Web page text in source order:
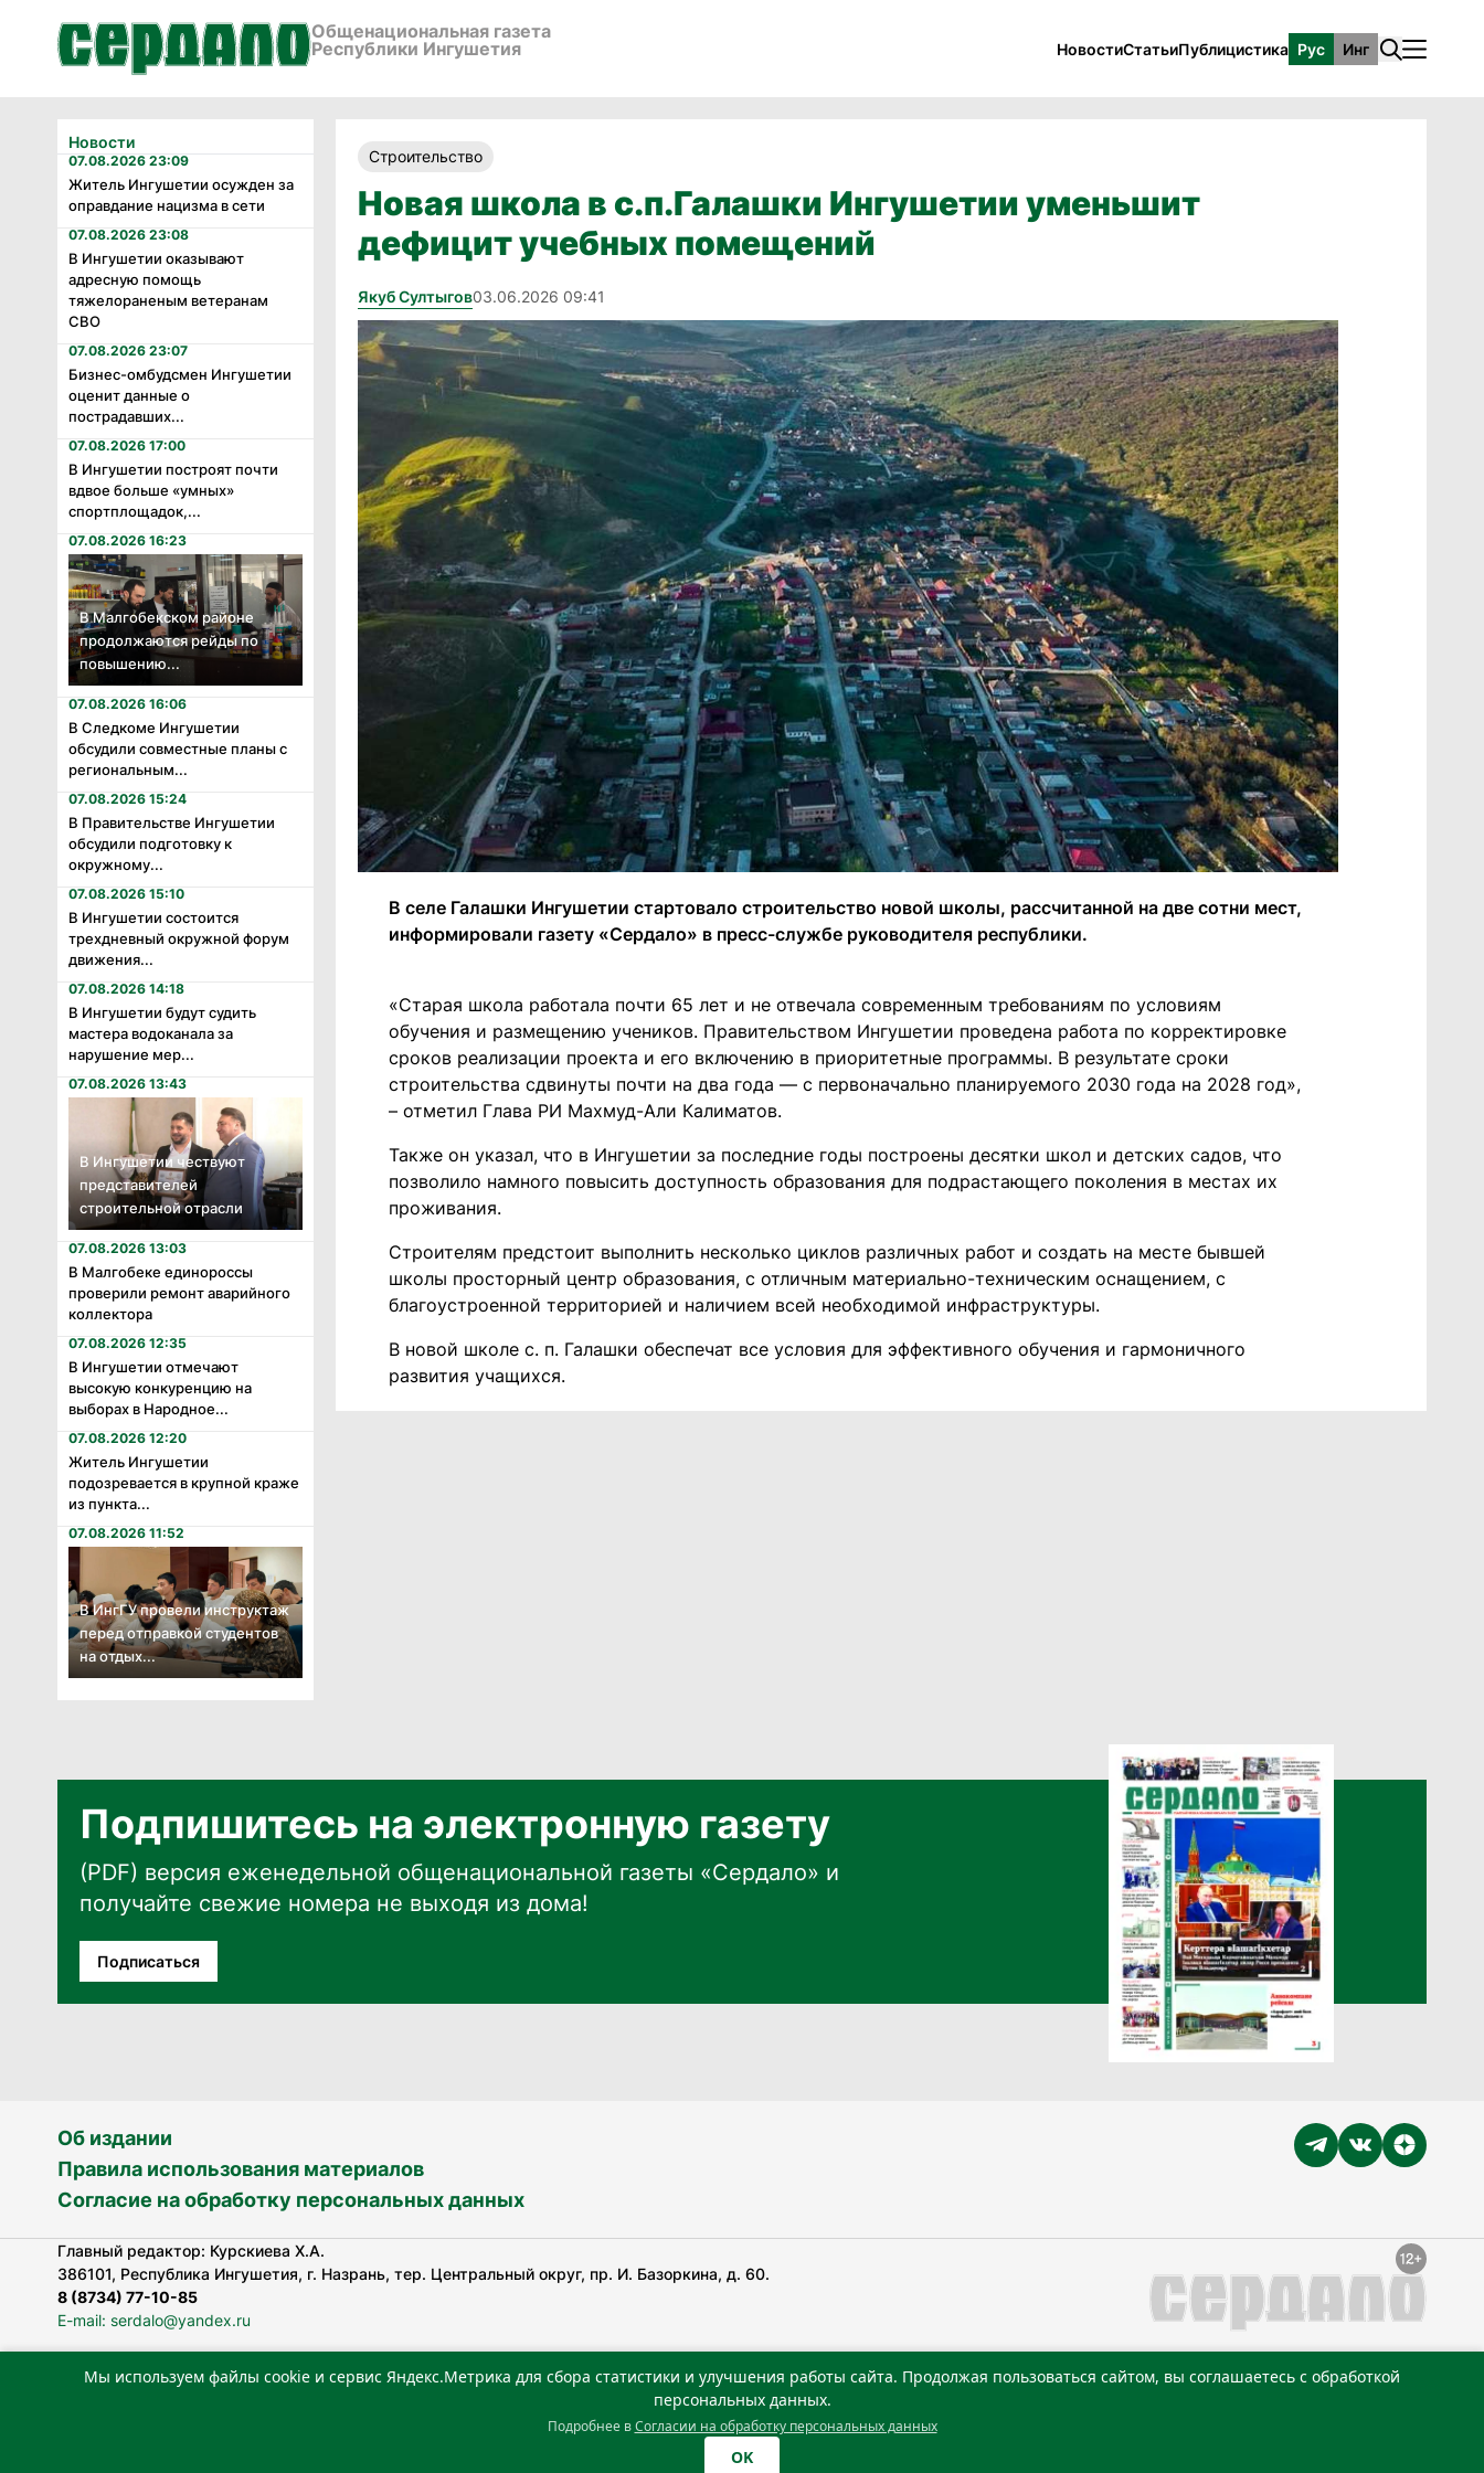
Общенациональная газета
Республики Ингушетия
НовостиСтатьиПублицистика Рус Инг
Новости
07.08.2026 23:09
Житель Ингушетии осужден за
оправдание нацизма в сети
07.08.2026 23:08
В Ингушетии оказывают
адресную помощь
тяжелораненым ветеранам
СВО
07.08.2026 23:07
Бизнес-омбудсмен Ингушетии
оценит данные о
пострадавших...
07.08.2026 17:00
В Ингушетии построят почти
вдвое больше «умных»
спортплощадок,...
07.08.2026 16:23
В Малгобекском районе
продолжаются рейды по
повышению...
07.08.2026 16:06
В Следкоме Ингушетии
обсудили совместные планы с
региональным...
07.08.2026 15:24
В Правительстве Ингушетии
обсудили подготовку к
окружному...
07.08.2026 15:10
В Ингушетии состоится
трехдневный окружной форум
движения...
07.08.2026 14:18
В Ингушетии будут судить
мастера водоканала за
нарушение мер...
07.08.2026 13:43
В Ингушетии чествуют
представителей
строительной отрасли
07.08.2026 13:03
В Малгобеке единороссы
проверили ремонт аварийного
коллектора
07.08.2026 12:35
В Ингушетии отмечают
высокую конкуренцию на
выборах в Народное...
07.08.2026 12:20
Житель Ингушетии
подозревается в крупной краже
из пункта...
07.08.2026 11:52
В ИнгГУ провели инструктаж
перед отправкой студентов
на отдых...
Строительство
Новая школа в с.п.Галашки Ингушетии уменьшит
дефицит учебных помещений
Якуб Султыгов03.06.2026 09:41
В селе Галашки Ингушетии стартовало строительство новой школы, рассчитанной на две сотни мест,
информировали газету «Сердало» в пресс-службе руководителя республики.
«Старая школа работала почти 65 лет и не отвечала современным требованиям по условиям
обучения и размещению учеников. Правительством Ингушетии проведена работа по корректировке
сроков реализации проекта и его включению в приоритетные программы. В результате сроки
строительства сдвинуты почти на два года — с первоначально планируемого 2030 года на 2028 год»,
– отметил Глава РИ Махмуд-Али Калиматов.
Также он указал, что в Ингушетии за последние годы построены десятки школ и детских садов, что
позволило намного повысить доступность образования для подрастающего поколения в местах их
проживания.
Строителям предстоит выполнить несколько циклов различных работ и создать на месте бывшей
школы просторный центр образования, с отличным материально-техническим оснащением, с
благоустроенной территорией и наличием всей необходимой инфраструктуры.
В новой школе с. п. Галашки обеспечат все условия для эффективного обучения и гармоничного
развития учащихся.
Подпишитесь на электронную газету
(PDF) версия еженедельной общенациональной газеты «Сердало» и
получайте свежие номера не выходя из дома!
Подписаться
Об издании
Правила использования материалов
Согласие на обработку персональных данных
Главный редактор: Курскиева Х.А.
386101, Республика Ингушетия, г. Назрань, тер. Центральный округ, пр. И. Базоркина, д. 60.
8 (8734) 77-10-85
E-mail: serdalo@yandex.ru
Сетевое издание «Сердало» зарегистрировано Федеральной службой по надзору в сфере связи, информационных
Реестровая запись СМИ: ЭЛ № ФС 77-78323 от 15.05.2020 г. Учредитель: Государственное автономное учреждение
Мы используем файлы cookie и сервис Яндекс.Метрика для сбора статистики и улучшения работы сайта. Продолжая пользоваться сайтом, вы соглашаетесь с обработкой
персональных данных.
Подробнее вСогласии на обработку персональных данных
OK